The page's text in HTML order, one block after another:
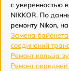
с уверенностью
NIKKOR. По
ремонту Nikon,
Замена байонета
соединений
Ремонт кольца
Ремонт